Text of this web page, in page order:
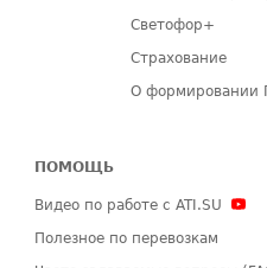
Светофор+
Страхование
О формировании
ПОМОЩЬ
Видео по работе с ATI.SU
Полезное по перевозкам